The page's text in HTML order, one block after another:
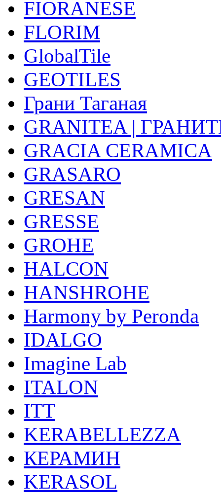
FIORANESE
FLORIM
GlobalTile
GEOTILES
Грани Таганая
GRANITEA |
GRACIA CERAMICA
GRASARO
GRESAN
GRESSE
GROHE
HALCON
HANSHROHE
Harmony by Peronda
IDALGO
Imagine Lab
ITALON
ITT
KERABELLEZZA
КЕРАМИН
KERASOL